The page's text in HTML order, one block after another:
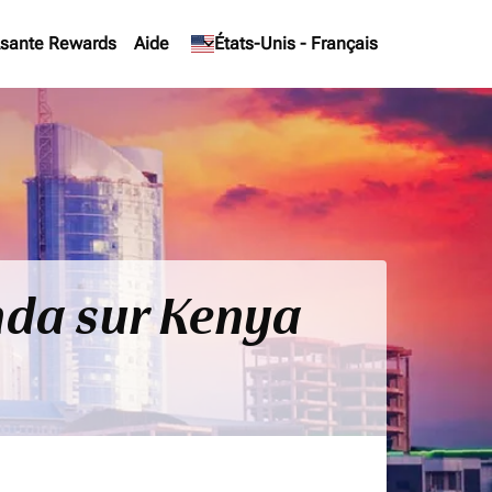
Rewards Aide États-Unis - Français
keyboard_arrow_down
sur Kenya